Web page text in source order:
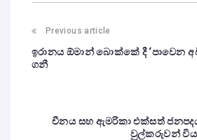
Previous article
ඉරානය ඕමාන් බොක්කේ දී ‘පාවෙන
ගනී
චීනය සහ ඇමරිකා එක්සත්
වුල්කරුවන් විය